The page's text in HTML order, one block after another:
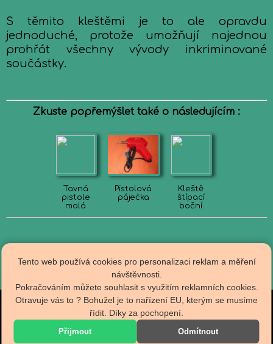
S těmito kleštěmi je to ale opravdu
jednoduché, protože umožňují najednou
prohřát všechny vývody inkriminované
součástky.
Zkuste popřemýšlet také o následujícím :
Tavná
pistole
malá
Pistolová
páječka
Kleště
štípací
boční
R A D I O T E C H N A
specializovaný E-Shop
shop@radiotechna.cz
Doprava Kontakty
Zpracování os.údajů
Tento web používá cookies pro personalizaci reklam a měření
návštěvnosti.
Pokračováním můžete souhlasit s využitím reklamních cookies.
Otravuje vás to ? Bohužel je to nařízení EU, kterým se musíme
řídit. Díky za pochopení.
Přijmout
Odmítnout